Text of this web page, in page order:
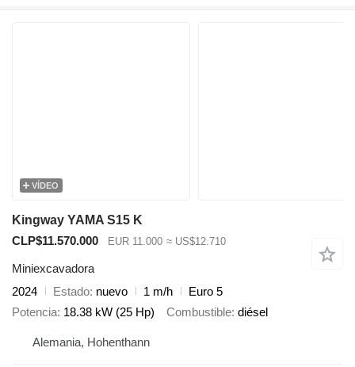
VÍDEO
Kingway YAMA S15 K
CLP$11.570.000
EUR 11.000 ≈ US$12.710
Miniexcavadora
2024
Estado nuevo 1 m/h
Euro 5
Potencia 18.38 kW (25 Hp) Combustible diésel
Alemania, Hohenthann